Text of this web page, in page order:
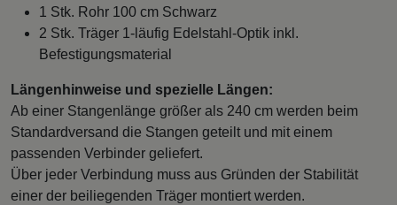
1 Stk. Rohr 100 cm Schwarz
2 Stk. Träger 1-läufig Edelstahl-Optik inkl.
Befestigungsmaterial
Längenhinweise und spezielle Längen:
Ab einer Stangenlänge größer als 240 cm werden beim
Standardversand die Stangen geteilt und mit einem
passenden Verbinder geliefert.
Über jeder Verbindung muss aus Gründen der Stabilität
einer der beiliegenden Träger montiert werden.